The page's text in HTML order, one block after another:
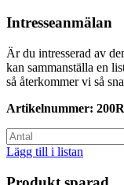
Intresseanmälan
Är du intresserad av
kan sammanställa en
så återkommer vi så
Artikelnummer:
Lägg till i listan